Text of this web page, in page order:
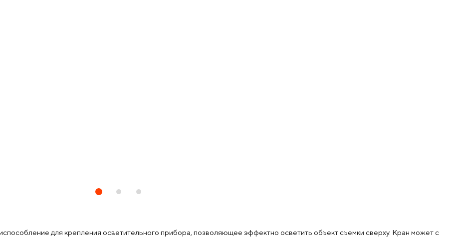
для крепления осветительного прибора, позволяющее эффектно осветить объект съемки сверху. Кран может с